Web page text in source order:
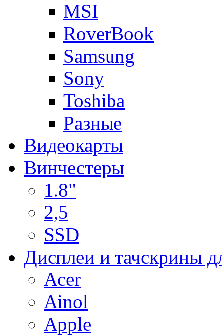
MSI
RoverBook
Samsung
Sony
Toshiba
Разные
Видеокарты
Винчестеры
1.8"
2,5
SSD
Дисплеи и тачскрины
Acer
Ainol
Apple